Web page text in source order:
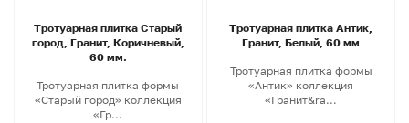
Тротуарная плитка Старый
город, Гранит, Коричневый,
60 мм.
Тротуарная плитка формы
«Старый город» коллекция
«Гр...
Тротуарная плитка Антик,
Гранит, Белый, 60 мм
Тротуарная плитка формы
«Антик» коллекция
«Гранит&ra...